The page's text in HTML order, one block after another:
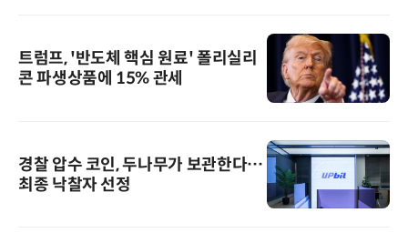
트럼프, '반도체 핵심 원료' 폴리실리
콘 파생상품에 15% 관세
경찰 압수 코인, 두나무가 보관한다…
최종 낙찰자 선정